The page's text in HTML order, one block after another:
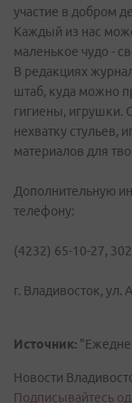
участие в добром
Каждый из нас
маленькое чудо -
В редакциях
штаб, куда можно
гигиены, игрушки.
нехватку стульев,
материалов для
Дополнительную
телефону:
(4232) 65-10-27,
г. Владивосток, ул.
Источник:
Новости
Подписывайтесь